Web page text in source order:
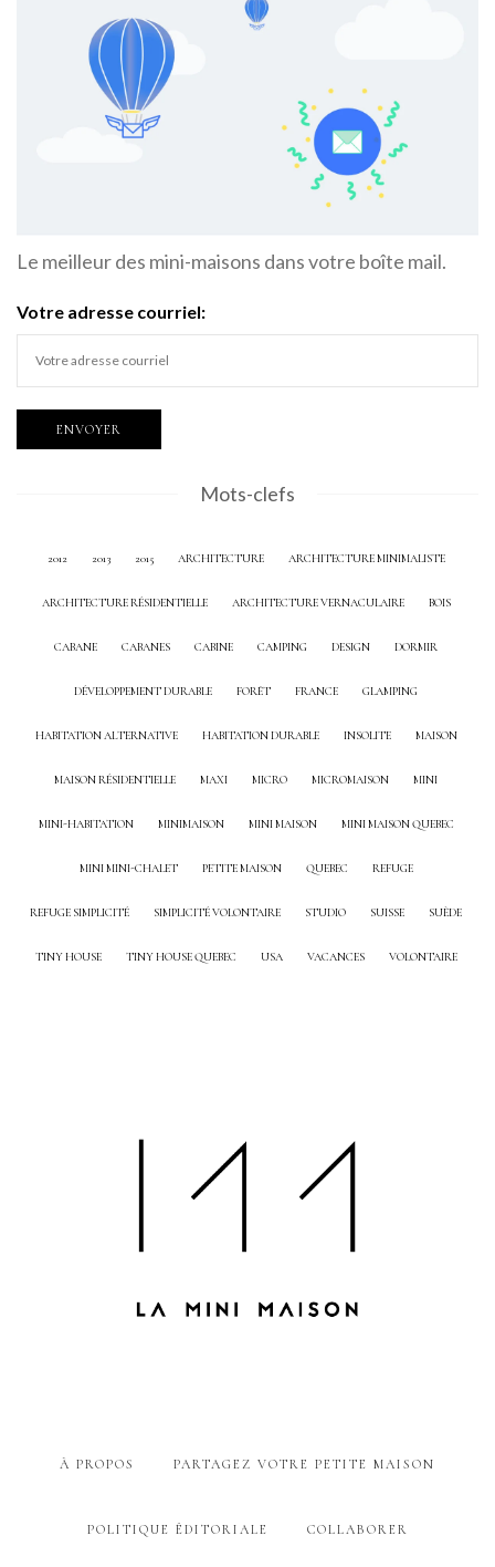
Le meilleur des mini-maisons dans votre boîte mail.
Votre adresse courriel:
Mots-clefs
2012 2013 2015 ARCHITECTURE ARCHITECTURE MINIMALISTE
ARCHITECTURE RÉSIDENTIELLE ARCHITECTURE VERNACULAIRE BOIS
CABANE CABANES CABINE CAMPING DESIGN DORMIR
DÉVELOPPEMENT DURABLE FORÊT FRANCE GLAMPING
HABITATION ALTERNATIVE HABITATION DURABLE INSOLITE MAISON
MAISON RÉSIDENTIELLE MAXI MICRO MICROMAISON MINI
MINI-HABITATION MINIMAISON MINI MAISON MINI MAISON QUEBEC
MINI MINI-CHALET PETITE MAISON QUEBEC REFUGE
REFUGE SIMPLICITÉ SIMPLICITÉ VOLONTAIRE STUDIO SUISSE SUÈDE
TINY HOUSE TINY HOUSE QUEBEC USA VACANCES VOLONTAIRE
À PROPOS PARTAGEZ VOTRE PETITE MAISON
POLITIQUE ÉDITORIALE COLLABORER